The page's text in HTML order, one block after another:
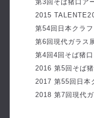
第3回そば猪口ア
2015
第54回日本クラ
第6回現代ガラス
第4回4回そば猪
2016 第5回そば
2017 第55回日本
2018 第7回現代